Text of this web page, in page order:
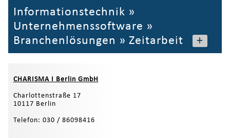
Informationstechnik »
Unternehmenssoftware »
Branchenlösungen » Zeitarbeit +
CHARISMA I Berlin GmbH
Charlottenstraße 17
10117 Berlin
Telefon: 030 / 86098416